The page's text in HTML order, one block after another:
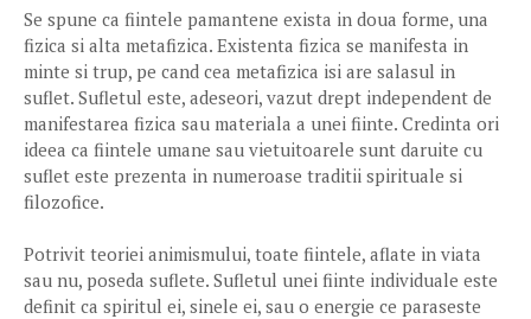
Se spune ca fiintele pamantene exista in doua forme, una
fizica si alta metafizica. Existenta fizica se manifesta in
minte si trup, pe cand cea metafizica isi are salasul in
suflet. Sufletul este, adeseori, vazut drept independent de
manifestarea fizica sau materiala a unei fiinte. Credinta ori
ideea ca fiintele umane sau vietuitoarele sunt daruite cu
suflet este prezenta in numeroase traditii spirituale si
filozofice.
Potrivit teoriei animismului, toate fiintele, aflate in viata
sau nu, poseda suflete. Sufletul unei fiinte individuale este
definit ca spiritul ei, sinele ei, sau o energie ce paraseste